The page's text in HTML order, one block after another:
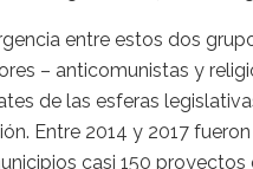
entre estos dos
– anticomunistas y
de las esferas
Entre 2014 y 2017
casi 150 proyectos